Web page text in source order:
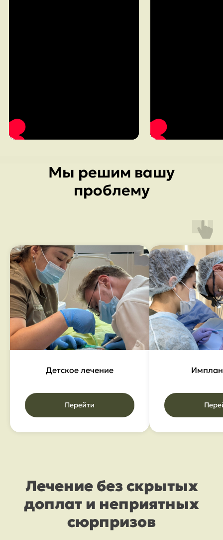
Мы решим вашу
проблему
Детское лечение
Перейти
Лечение без скрытых
доплат и неприятных
сюрпризов
Записаться